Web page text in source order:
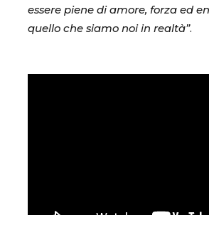
essere piene di amore, forza ed
quello che siamo noi in realtà”.